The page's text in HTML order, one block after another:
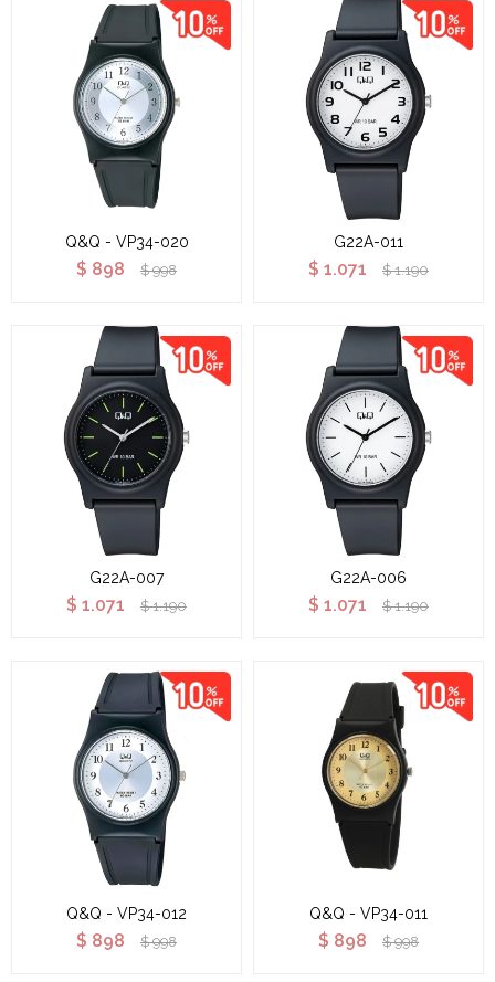
Q&Q - VP34-020
$ 898 $ 998
G22A-011
$ 1.071 $ 1.190
G22A-007
$ 1.071 $ 1.190
G22A-006
$ 1.071 $ 1.190
Q&Q - VP34-012
$ 898 $ 998
Q&Q - VP34-011
$ 898 $ 998